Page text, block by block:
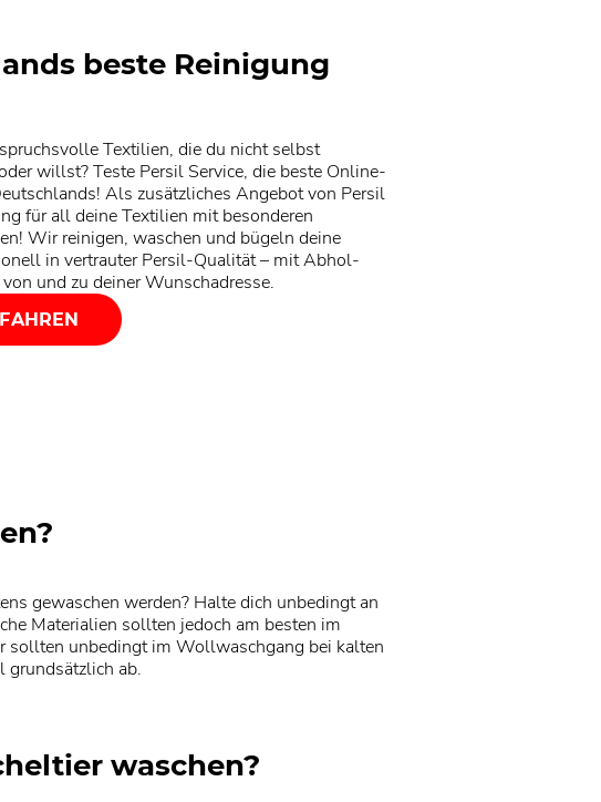
beste Reinigung
Textilien, die du nicht selbst
willst? Teste Persil Service, die beste Online-
Als zusätzliches Angebot von Persil
für all deine Textilien mit besonderen
Wir reinigen, waschen und bügeln deine
in vertrauter Persil-Qualität – mit Abhol-
und zu deiner Wunschadresse.
gewaschen werden? Halte dich unbedingt an
Materialien sollten jedoch am besten im
sollten unbedingt im Wollwaschgang bei kalten
grundsätzlich ab.
waschen?